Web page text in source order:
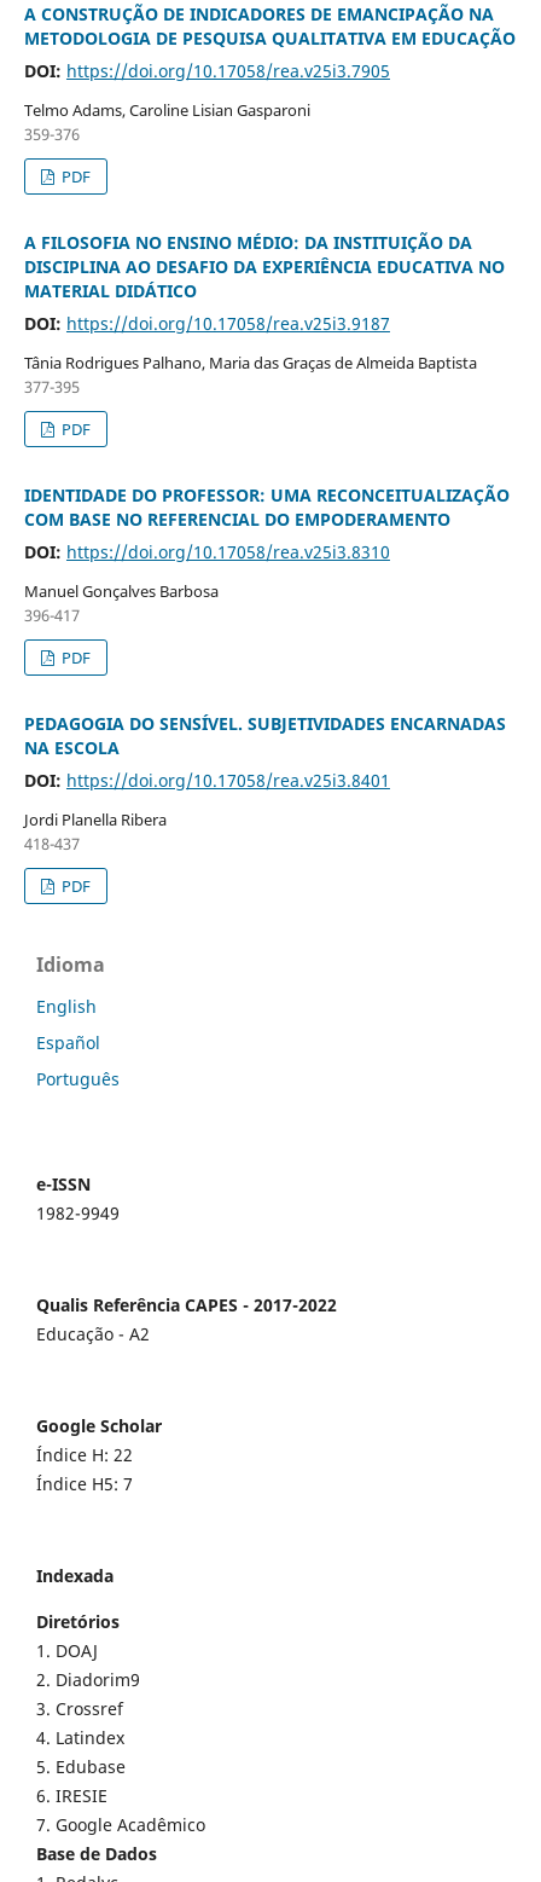
A CONSTRUÇÃO DE INDICADORES DE EMANCIPAÇÃO NA
METODOLOGIA DE PESQUISA QUALITATIVA EM EDUCAÇÃO
DOI: https://doi.org/10.17058/rea.v25i3.7905
Telmo Adams, Caroline Lisian Gasparoni
359-376
PDF
A FILOSOFIA NO ENSINO MÉDIO: DA INSTITUIÇÃO DA
DISCIPLINA AO DESAFIO DA EXPERIÊNCIA EDUCATIVA NO
MATERIAL DIDÁTICO
DOI: https://doi.org/10.17058/rea.v25i3.9187
Tânia Rodrigues Palhano, Maria das Graças de Almeida Baptista
377-395
PDF
IDENTIDADE DO PROFESSOR: UMA RECONCEITUALIZAÇÃO
COM BASE NO REFERENCIAL DO EMPODERAMENTO
DOI: https://doi.org/10.17058/rea.v25i3.8310
Manuel Gonçalves Barbosa
396-417
PDF
PEDAGOGIA DO SENSÍVEL. SUBJETIVIDADES ENCARNADAS
NA ESCOLA
DOI: https://doi.org/10.17058/rea.v25i3.8401
Jordi Planella Ribera
418-437
PDF
Idioma
English
Español
Português
e-ISSN
1982-9949
Qualis Referência CAPES - 2017-2022
Educação - A2
Google Scholar
Índice H: 22
Índice H5: 7
Indexada
Diretórios
1. DOAJ
2. Diadorim9
3. Crossref
4. Latindex
5. Edubase
6. IRESIE
7. Google Acadêmico
Base de Dados